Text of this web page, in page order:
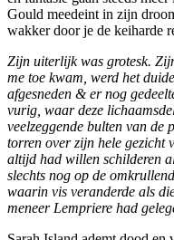
Gould meedeint in zijn
wakker door je de keiharde
Zijn uiterlijk was grotesk.
me toe kwam, werd het
afgesneden & er nog
vurig, waar deze
veelzeggende bulten van de
torren over zijn hele gezicht
altijd had willen schilderen
slechts nog op de
waarin vis veranderde als
meneer Lempriere had